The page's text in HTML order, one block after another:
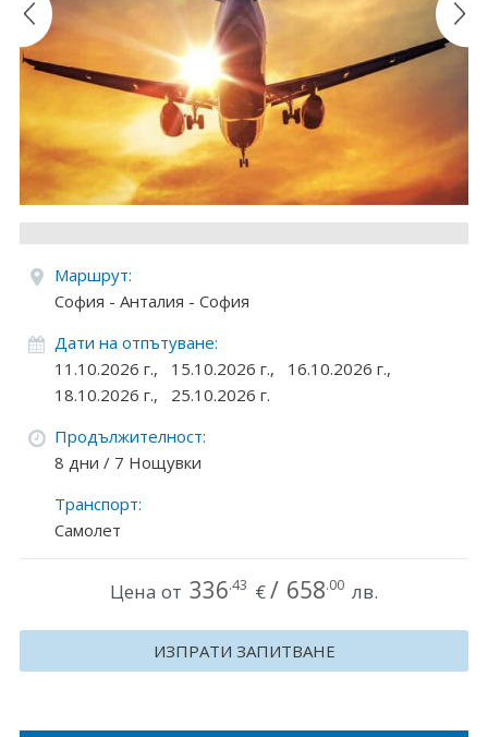
Най-търсени оферти
Круизи
Уикенд програми
ДЕСТИНАЦИИ
Египет
Чехия
Тунис
България
Румъния
Хърватия
Австрия
Маршрут:
София - Анталия - София
Дати на отпътуване:
11.10.2026 г., 15.10.2026 г., 16.10.2026 г.,
18.10.2026 г., 25.10.2026 г.
Продължителност:
8 дни / 7 Нощувки
Транспорт:
Самолет
Цена от 336.43 €/ 658.00 лв.
ИЗПРАТИ ЗАПИТВАНЕ